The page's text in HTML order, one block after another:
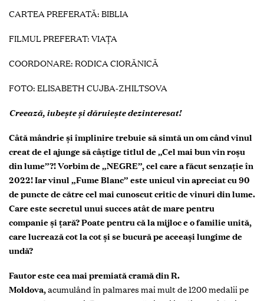
CARTEA PREFERATĂ: BIBLIA
FILMUL PREFERAT: VIAȚA
COORDONARE: RODICA CIORĂNICĂ
FOTO: ELISABETH CUJBA-ZHILTSOVA
Creează, iubește și dăruiește dezinteresat!
Câtă mândrie și împlinire trebuie să simtă un om când vinul
creat de el ajunge să câștige titlul de „Cel mai bun vin roșu
din lume”?! Vorbim de „NEGRE”, cel care a făcut senzație în
2022! Iar vinul „Fume Blanc” este unicul vin apreciat cu 90
de puncte de către cel mai cunoscut critic de vinuri din lume.
Care este secretul unui succes atât de mare pentru
companie și țară? Poate pentru că la mijloc e o familie unită,
care lucrează cot la cot și se bucură pe aceeași lungime de
undă?
Fautor este cea mai premiată cramă din R.
Moldova,acumulând în palmares mai mult de 1200 medalii pe